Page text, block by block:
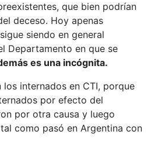
que bien podrían
deceso. Hoy apenas
siendo en general
Departamento en que se
es una incógnita.
internados en CTI, porque
por efecto del
por otra causa y luego
como pasó en Argentina con